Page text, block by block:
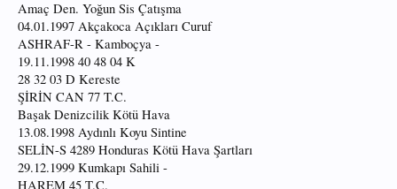
Amaç Den. Yoğun Sis Çatışma
04.01.1997 Akçakoca Açıkları Curuf
ASHRAF-R - Kamboçya -
19.11.1998 40 48 04 K
28 32 03 D Kereste
ŞİRİN CAN 77 T.C.
Başak Denizcilik Kötü Hava
13.08.1998 Aydınlı Koyu Sintine
SELİN-S 4289 Honduras Kötü Hava Şartları
29.12.1999 Kumkapı Sahili -
HAREM 45 T.C.